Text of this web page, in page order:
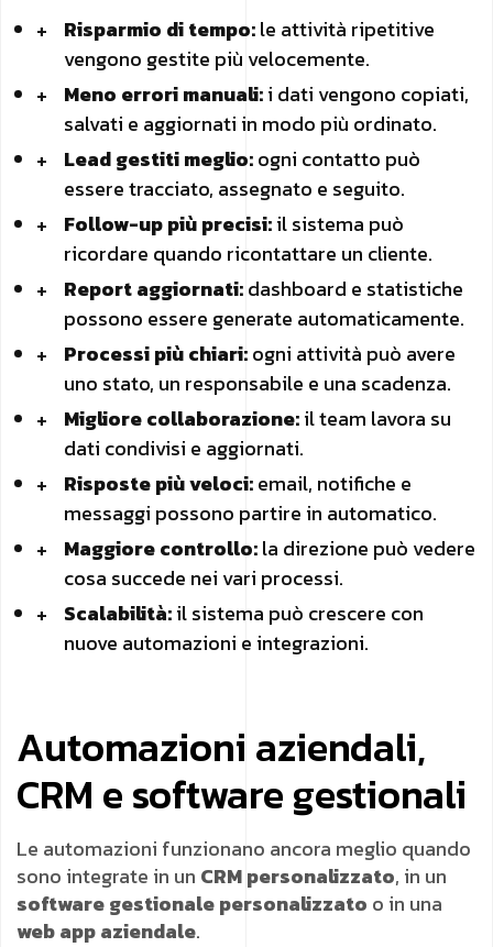
Risparmio di tempo:le attività ripetitive
vengono gestite più velocemente.
Meno errori manuali:i dati vengono copiati,
salvati e aggiornati in modo più ordinato.
Lead gestiti meglio:ogni contatto può
essere tracciato, assegnato e seguito.
Follow-up più precisi:il sistema può
ricordare quando ricontattare un cliente.
Report aggiornati:dashboard e statistiche
possono essere generate automaticamente.
Processi più chiari:ogni attività può avere
uno stato, un responsabile e una scadenza.
Migliore collaborazione:il team lavora su
dati condivisi e aggiornati.
Risposte più veloci:email, notifiche e
messaggi possono partire in automatico.
Maggiore controllo:la direzione può vedere
cosa succede nei vari processi.
Scalabilità:il sistema può crescere con
nuove automazioni e integrazioni.
Automazioni aziendali,
CRM e software gestionali
Le automazioni funzionano ancora meglio quando
sono integrate in un CRM personalizzato, in un
software gestionale personalizzato o in una
web app aziendale.